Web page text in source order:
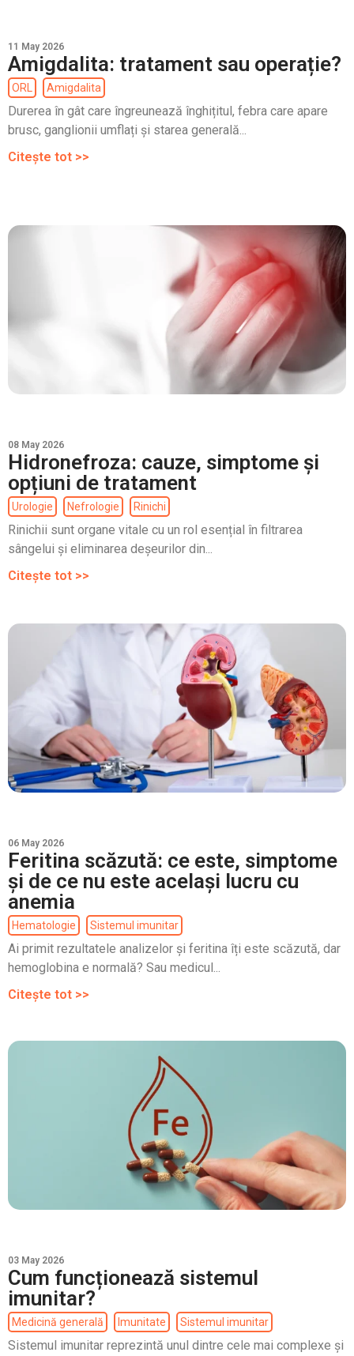
11 May 2026
Amigdalita: tratament sau operație?
ORL Amigdalita
Durerea în gât care îngreunează înghițitul, febra care apare
brusc, ganglionii umflați și starea generală...
Citește tot >>
08 May 2026
Hidronefroza: cauze, simptome și
opțiuni de tratament
Urologie Nefrologie Rinichi
Rinichii sunt organe vitale cu un rol esențial în filtrarea
sângelui și eliminarea deșeurilor din...
Citește tot >>
06 May 2026
Feritina scăzută: ce este, simptome
și de ce nu este același lucru cu
anemia
Hematologie Sistemul imunitar
Ai primit rezultatele analizelor și feritina îți este scăzută, dar
hemoglobina e normală? Sau medicul...
Citește tot >>
03 May 2026
Cum funcționează sistemul
imunitar?
Medicină generală Imunitate Sistemul imunitar
Sistemul imunitar reprezintă unul dintre cele mai complexe și